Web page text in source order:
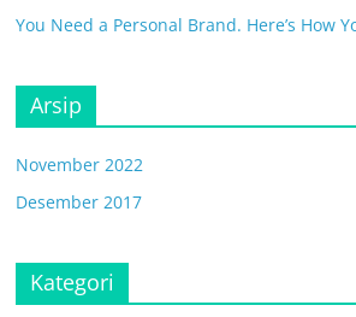
You Need a Personal Brand. Here’s How
Arsip
November 2022
Desember 2017
Kategori